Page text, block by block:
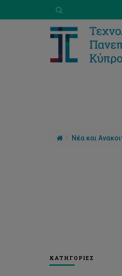
Νέα και
ΚΑΤΗΓΟΡΙΕΣ